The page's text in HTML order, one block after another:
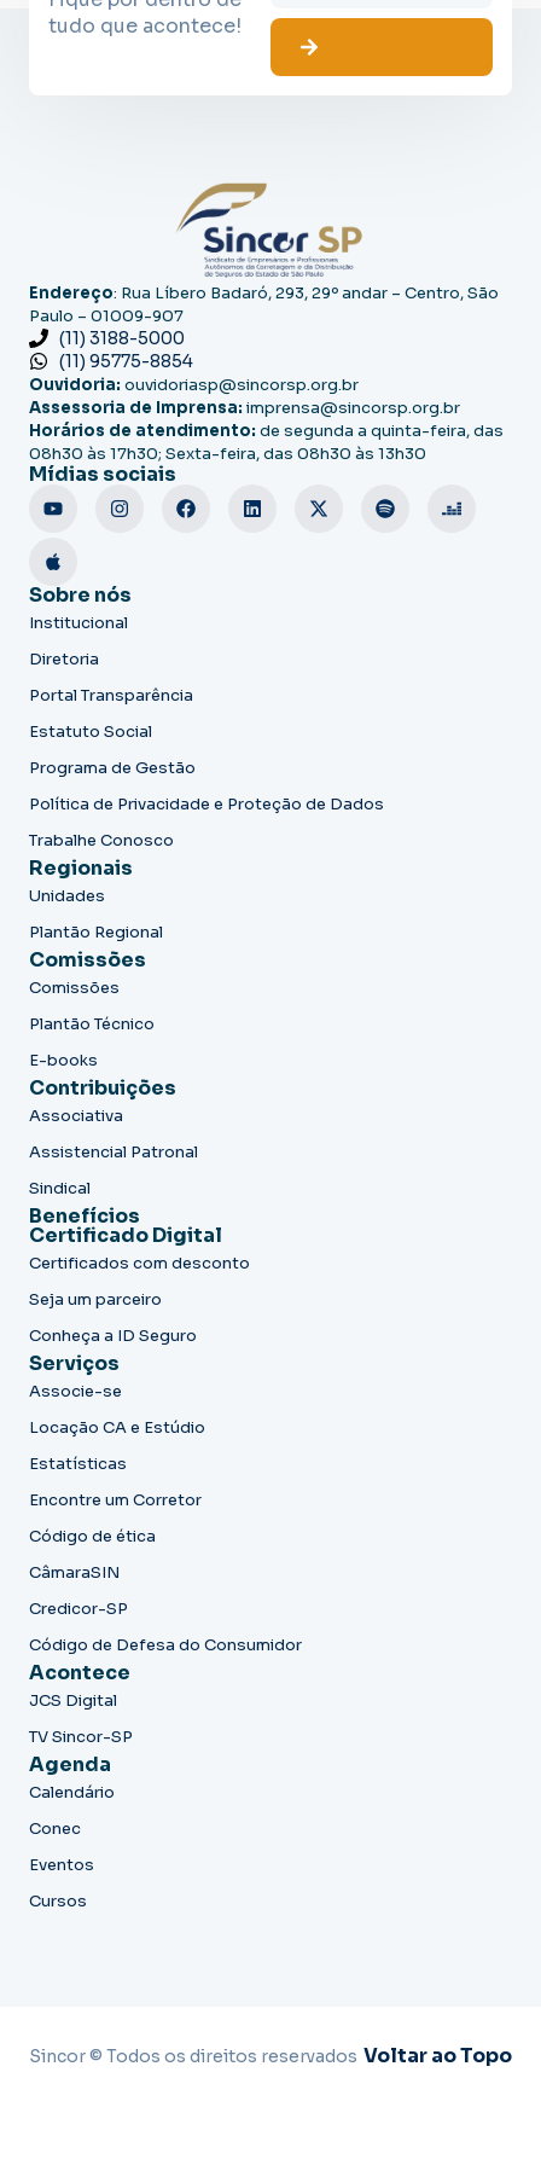
tudo que acontece!
Endereço: Rua Líbero Badaró, 293, 29º andar – Centro, São
Paulo – 01009-907
(11) 3188-5000
(11) 95775-8854
Ouvidoria: ouvidoriasp@sincorsp.org.br
Assessoria de Imprensa: imprensa@sincorsp.org.br
Horários de atendimento: de segunda a quinta-feira, das
08h30 às 17h30; Sexta-feira, das 08h30 às 13h30
Mídias sociais
Sobre nós
Institucional
Diretoria
Portal Transparência
Estatuto Social
Programa de Gestão
Política de Privacidade e Proteção de Dados
Trabalhe Conosco
Regionais
Unidades
Plantão Regional
Comissões
Comissões
Plantão Técnico
E-books
Contribuições
Associativa
Assistencial Patronal
Sindical
Benefícios
Certificado Digital
Certificados com desconto
Seja um parceiro
Conheça a ID Seguro
Serviços
Associe-se
Locação CA e Estúdio
Estatísticas
Encontre um Corretor
Código de ética
CâmaraSIN
Credicor-SP
Código de Defesa do Consumidor
Acontece
JCS Digital
TV Sincor-SP
Agenda
Calendário
Conec
Eventos
Cursos
Sincor © Todos os direitos reservados Voltar ao Topo